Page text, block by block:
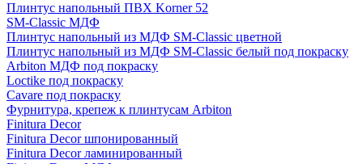
Плинтус напольный ПВХ Korner 52
SM-Classic МДФ
Плинтус напольный из МДФ SM-Classic цветной
Плинтус напольный из МДФ SM-Classic белый под покраску
Arbiton МДФ под покраску
Loctike под покраску
Cavare под покраску
Фурнитура, крепеж к плинтусам Arbiton
Finitura Decor
Finitura Decor шпонированный
Finitura Decor ламинированный